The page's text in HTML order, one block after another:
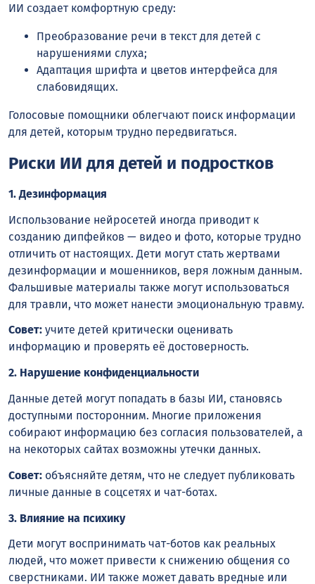
ИИ создает комфортную среду:
Преобразование речи в текст для детей с
нарушениями слуха;
Адаптация шрифта и цветов интерфейса для
слабовидящих.
Голосовые помощники облегчают поиск информации
для детей, которым трудно передвигаться.
Риски ИИ для детей и подростков
1. Дезинформация
Использование нейросетей иногда приводит к
созданию дипфейков — видео и фото, которые трудно
отличить от настоящих. Дети могут стать жертвами
дезинформации и мошенников, веря ложным данным.
Фальшивые материалы также могут использоваться
для травли, что может нанести эмоциональную травму.
Совет: учите детей критически оценивать
информацию и проверять её достоверность.
2. Нарушение конфиденциальности
Данные детей могут попадать в базы ИИ, становясь
доступными посторонним. Многие приложения
собирают информацию без согласия пользователей, а
на некоторых сайтах возможны утечки данных.
Совет: объясняйте детям, что не следует публиковать
личные данные в соцсетях и чат-ботах.
3. Влияние на психику
Дети могут воспринимать чат-ботов как реальных
людей, что может привести к снижению общения со
сверстниками. ИИ также может давать вредные или